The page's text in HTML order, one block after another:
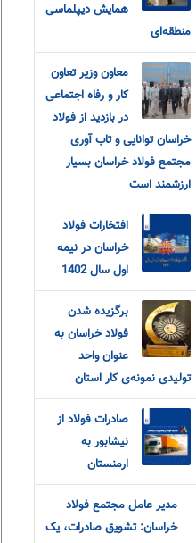
همایش دیپلماسی
منطقه‌ای
معاون وزیر تعاون
کار و رفاه اجتماعی
در بازدید از فولاد
خراسان توانایی و تاب آوری
مجتمع فولاد خراسان بسیار
ارزشمند است
افتخارات فولاد
خراسان در نیمه
اول سال 1402
برگزیده شدن
فولاد خراسان به
عنوان واحد
تولیدی نمونه‌ی کار استان
صادرات فولاد از
نیشابور به
ارمنستان
مدیر عامل مجتمع فولاد
خراسان: تشویق صادرات، یک